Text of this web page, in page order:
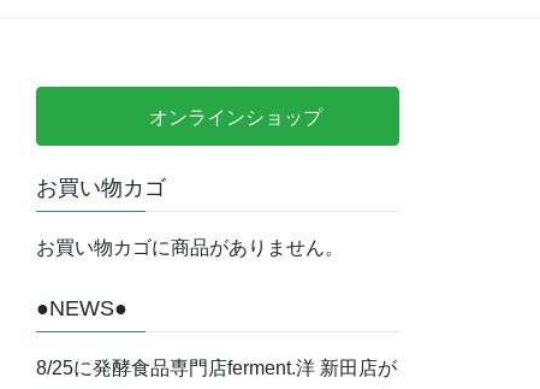
オンラインショップ
お買い物カゴ
お買い物カゴに商品がありません。
●NEWS●
8/25に発酵食品専門店ferment.洋 新田店が